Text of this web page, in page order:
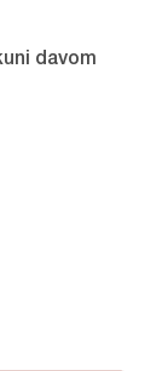
davom